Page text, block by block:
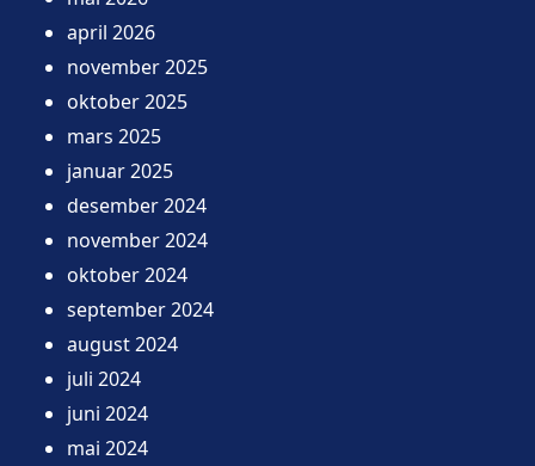
april 2026
november 2025
oktober 2025
mars 2025
januar 2025
desember 2024
november 2024
oktober 2024
september 2024
august 2024
juli 2024
juni 2024
mai 2024